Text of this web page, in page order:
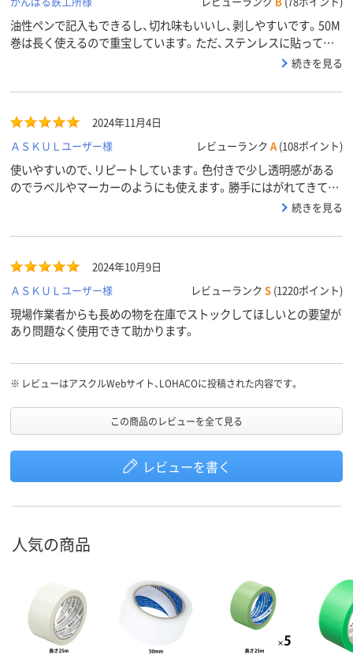
油性ペンで記入もできるし、切れ味もいいし、剥しやすいです。50M
巻は長く使えるので重宝しています。ただ、ステンレスに貼ってお
日様に当たると剥がれなくなるので、外に置くステンレスには使用
続きを見る
2024年11月4日
ＡＳＫＵＬユーザー様
レビューランク A (108ポイント)
使いやすいので、リピートしています。色付きで少し透明感がある
のでラベルやマーカーのようにも使えます。勝手にはがれてきてし
まうことはないですが、はがすときは簡単にきれいにはがれます。
続きを見る
2024年10月9日
ＡＳＫＵＬユーザー様
レビューランク S (1220ポイント)
現場作業者からも長めの物を在庫でストックしてほしいとの要望が
あり問題なく使用できて助かります。
※ レビューはアスクルWebサイト、LOHACOに投稿された内容です。
この商品のレビューを全て見る
レビューを書く
人気の商品